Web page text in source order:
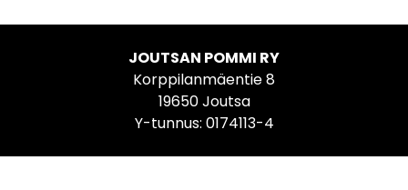
JOUTSAN POMMI RY
Korppilanmäentie 8
19650 Joutsa
Y-tunnus: 0174113-4